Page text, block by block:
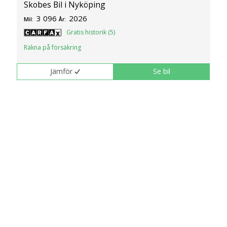
Skobes Bil i Nyköping
Mil: 3 096 År: 2026
Gratis historik (5)
Räkna på försäkring
Jämför Se bil